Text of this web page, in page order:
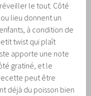
le tout. Côté
lieu donnent un
à condition de
twist qui plaît
apporte une note
gratiné, et le
peut être
déjà du poisson bien